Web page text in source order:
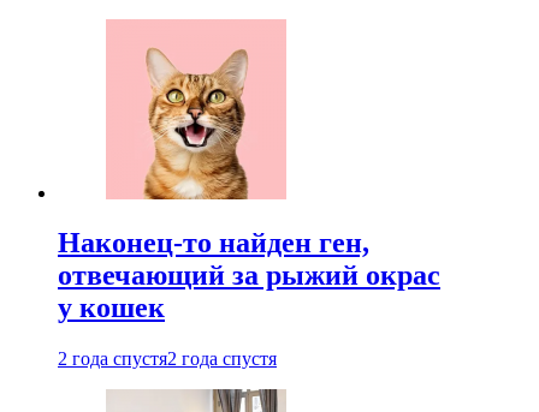
Наконец-то найден ген,
отвечающий за рыжий окрас
у кошек
2 года спустя2 года спустя